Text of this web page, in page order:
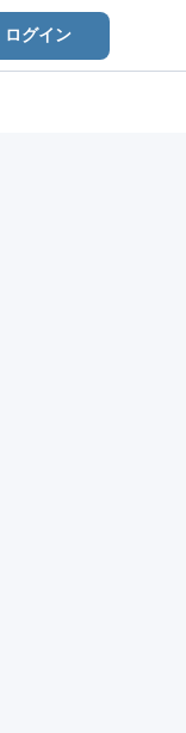
ログイン